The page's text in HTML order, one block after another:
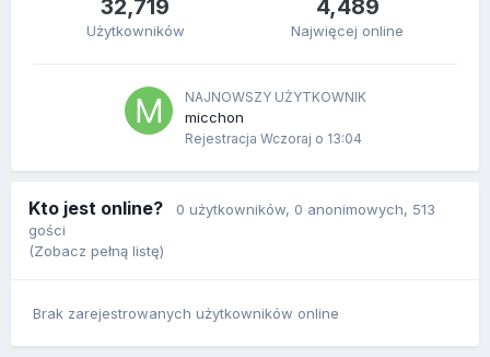
32,719
Użytkowników
4,489
Najwięcej online
NAJNOWSZY UŻYTKOWNIK
micchon
Rejestracja Wczoraj o 13:04
Kto jest online? 0 użytkowników, 0 anonimowych, 513
gości
(Zobacz pełną listę)
Brak zarejestrowanych użytkowników online